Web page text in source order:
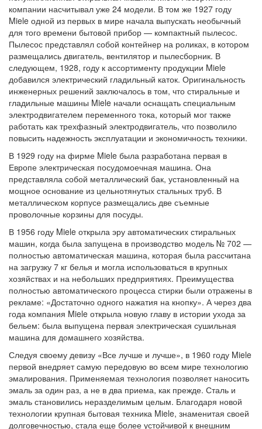
компании насчитывал уже 24 модели. В том же 1927 году
Miele одной из первых в мире начала выпускать необычный
для того времени бытовой прибор — компактный пылесос.
Пылесос представлял собой контейнер на роликах, в котором
размещались двигатель, вентилятор и пылесборник. В
следующем, 1928, году к ассортименту продукции Miele
добавился электрический гладильный каток. Оригинальность
инженерных решений заключалось в том, что стиральные и
гладильные машины Miele начали оснащать специальным
электродвигателем переменного тока, который мог также
работать как трехфазный электродвигатель, что позволило
повысить надежность эксплуатации и экономичность техники.
В 1929 году на фирме Miele была разработана первая в
Европе электрическая посудомоечная машина. Она
представляла собой металлический бак, установленный на
мощное основание из цельнотянутых стальных труб. В
металлическом корпусе размещались две съемные
проволочные корзины для посуды.
В 1956 году Miele открыла эру автоматических стиральных
машин, когда была запущена в производство модель № 702 —
полностью автоматическая машина, которая была рассчитана
на загрузку 7 кг белья и могла использоваться в крупных
хозяйствах и на небольших предприятиях. Преимущества
полностью автоматического процесса стирки были отражены в
рекламе: «Достаточно одного нажатия на кнопку». А через два
года компания Miele открыла новую главу в истории ухода за
бельем: была выпущена первая электрическая сушильная
машина для домашнего хозяйства.
Следуя своему девизу «Все лучше и лучше», в 1960 году Miele
первой внедряет самую передовую во всем мире технологию
эмалирования. Применяемая технология позволяет наносить
эмаль за один раз, а не в два приема, как прежде. Сталь и
эмаль становились неразделимым целым. Благодаря новой
технологии крупная бытовая техника Miele, знаменитая своей
долговечностью, стала еще более устойчивой к внешним